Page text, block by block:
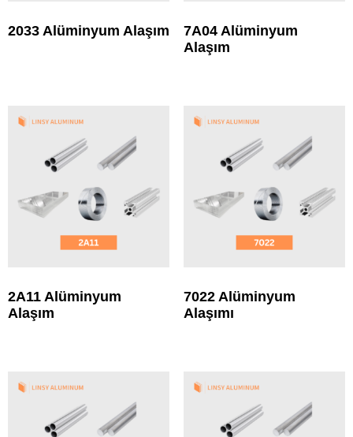
2033 Alüminyum Alaşım
7A04 Alüminyum
Alaşım
2A11 Alüminyum
Alaşım
7022 Alüminyum
Alaşımı